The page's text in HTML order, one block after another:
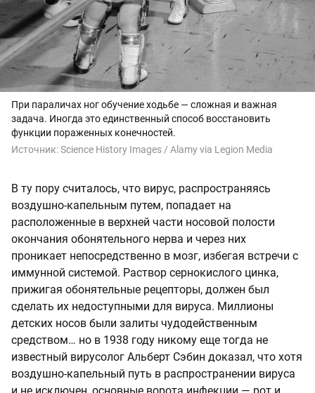
При параличах ног обучение ходьбе — сложная и важная
задача. Иногда это единственный способ восстановить
функции пораженных конечностей.
Источник:Science History Images / Alamy via Legion Media
В ту пору считалось, что вирус, распространяясь
воздушно-капельным путем, попадает на
расположенные в верхней части носовой полости
окончания обонятельного нерва и через них
проникает непосредственно в мозг, избегая встречи с
иммунной системой. Раствор сернокислого цинка,
прижигая обонятельные рецепторы, должен был
сделать их недоступными для вируса. Миллионы
детских носов были залиты чудодейственным
средством… но в 1938 году никому еще тогда не
известный вирусолог Альберт Сэбин доказал, что хотя
воздушно-капельный путь в распространении вируса